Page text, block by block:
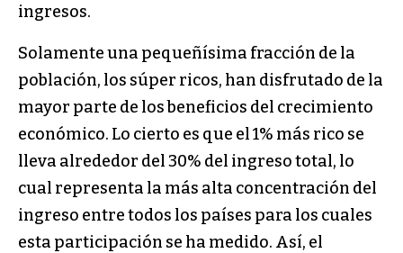
ingresos.
Solamente una pequeñísima fracción de la
población, los súper ricos, han disfrutado de la
mayor parte de los beneficios del crecimiento
económico. Lo cierto es que el 1% más rico se
lleva alrededor del 30% del ingreso total, lo
cual representa la más alta concentración del
ingreso entre todos los países para los cuales
esta participación se ha medido. Así, el